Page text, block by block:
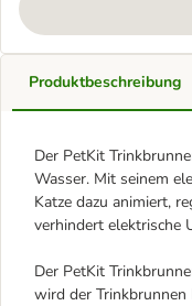
Produktbeschreibung
Der PetKit
Wasser. Mit seinem
Katze dazu animiert,
verhindert elektrische
Der PetKit
wird der